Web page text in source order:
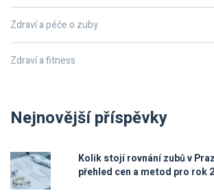
Zdraví a péče o zuby
Zdraví a fitness
Nejnovější příspěvky
Kolik stojí rovnání zubů v
přehled cen a metod pro rok